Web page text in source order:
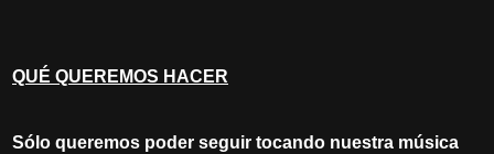
QUÉ QUEREMOS HACER
Sólo queremos poder seguir tocando nuestra música